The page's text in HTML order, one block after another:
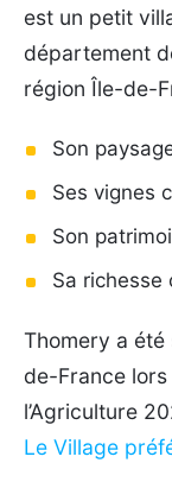
est un petit
département
région Île-de-
Son
Ses vignes
Son
Sa richesse
Thomery a été
de-France
l’Agriculture
Le Village